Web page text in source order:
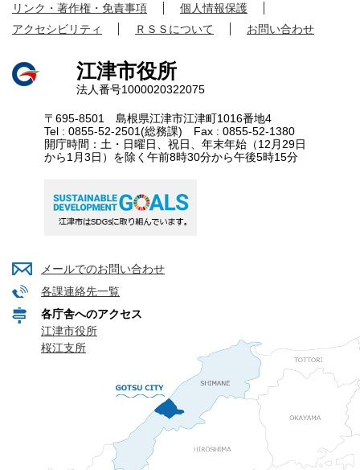
リンク・著作権・免責事項
個人情報保護
アクセシビリティ
ＲＳＳについて お問い合わせ
江津市役所
法人番号1000020322075
〒695-8501 島根県江津市江津町1016番地4
Tel : 0855-52-2501(総務課) Fax : 0855-52-1380
開庁時間：土・日曜日、祝日、年末年始（12月29日
から1月3日）を除く午前8時30分から午後5時15分
メールでのお問い合わせ
各課連絡先一覧
各庁舎へのアクセス
江津市役所
桜江支所